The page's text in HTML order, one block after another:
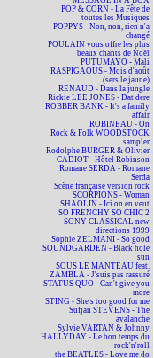
POP & CORN - La Fête de
toutes les Musiques
POPPYS - Non, non, rien n'a
changé
POULAIN vous offre les plus
beaux chants de Noël
PUTUMAYO - Mali
RASPIGAOUS - Mois d'août
(sers le jaune)
RENAUD - Dans la jungle
Rickie LEE JONES - Dat dere
ROBBER BANK - It's a family
affair
ROBINEAU - On
Rock & Folk WOODSTOCK
sampler
Rodolphe BURGER & Olivier
CADIOT - Hôtel Robinson
Romane SERDA - Romane
Serda
Scène française version rock
SCORPIONS - Woman
SHAOLIN - Ici on en veut
SO FRENCHY SO CHIC 2
SONY CLASSICAL new
directions 1999
Sophie ZELMANI - So good
SOUNDGARDEN - Black hole
sun
SOUS LE MANTEAU feat.
ZAMBLA - J'suis pas rassuré
STATUS QUO - Can't give you
more
STING - She's too good for me
Sufjan STEVENS - The
avalanche
Sylvie VARTAN & Johnny
HALLYDAY - Le bon temps du
rock'n'roll
the BEATLES - Love me do